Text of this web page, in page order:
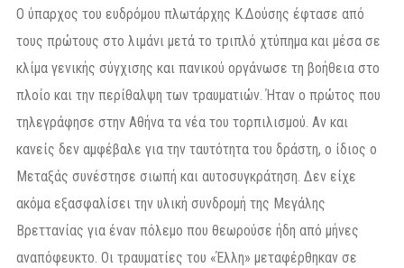
Ο ύπαρχος του ευδρόμου πλωτάρχης Κ.Δούσης έφτασε από
τους πρώτους στο λιμάνι μετά το τριπλό χτύπημα και μέσα σε
κλίμα γενικής σύγχισης και πανικού οργάνωσε τη βοήθεια στο
πλοίο και την περίθαλψη των τραυματιών. Ήταν ο πρώτος που
τηλεγράφησε στην Αθήνα τα νέα του τορπιλισμού. Αν και
κανείς δεν αμφέβαλε για την ταυτότητα του δράστη, ο ίδιος ο
Μεταξάς συνέστησε σιωπή και αυτοσυγκράτηση. Δεν είχε
ακόμα εξασφαλίσει την υλική συνδρομή της Μεγάλης
Βρεττανίας για έναν πόλεμο που θεωρούσε ήδη από μήνες
αναπόφευκτο. Οι τραυματίες του «Έλλη» μεταφέρθηκαν σε